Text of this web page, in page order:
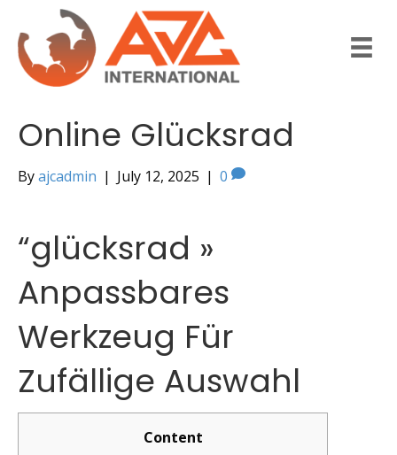
Online Glücksrad
Byajcadmin | July 12, 2025 | 0
“glücksrad »
Anpassbares
Werkzeug Für
Zufällige Auswahl
Content